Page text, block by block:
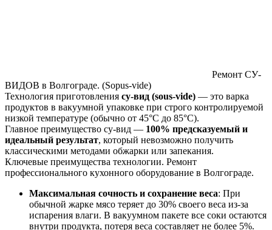
Ремонт СУ-
ВИДОВ в Волгограде. (Sopus-vide)
Технология приготовления су-вид (sous-vide) — это варка
продуктов в вакуумной упаковке при строго контролируемой
низкой температуре (обычно от 45°C до 85°C).
Главное преимущество су-вид — 100% предсказуемый и
идеальный результат, который невозможно получить
классическими методами обжарки или запекания.
Ключевые преимущества технологии. Ремонт
профессионального кухонного оборудование в Волгограде.
Максимальная сочность и сохранение веса: При
обычной жарке мясо теряет до 30% своего веса из-за
испарения влаги. В вакуумном пакете все соки остаются
внутри продукта, потеря веса составляет не более 5%.